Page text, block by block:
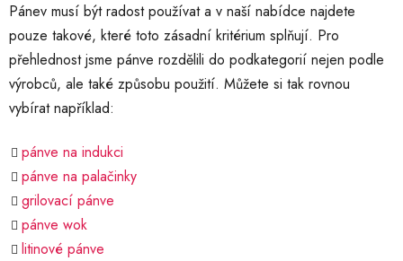
Pánev musí být radost používat a v naší nabídce najdete
pouze takové, které toto zásadní kritérium splňují. Pro
přehlednost jsme pánve rozdělili do podkategorií nejen podle
výrobců, ale také způsobu použití. Můžete si tak rovnou
vybírat například:
pánve na indukci
pánve na palačinky
grilovací pánve
pánve wok
litinové pánve